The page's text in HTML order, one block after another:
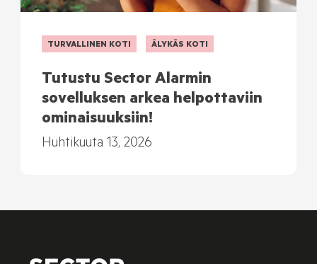
TURVALLINEN KOTI ÄLYKÄS KOTI
Tutustu Sector Alarmin
sovelluksen arkea helpottaviin
ominaisuuksiin!
Huhtikuuta 13, 2026